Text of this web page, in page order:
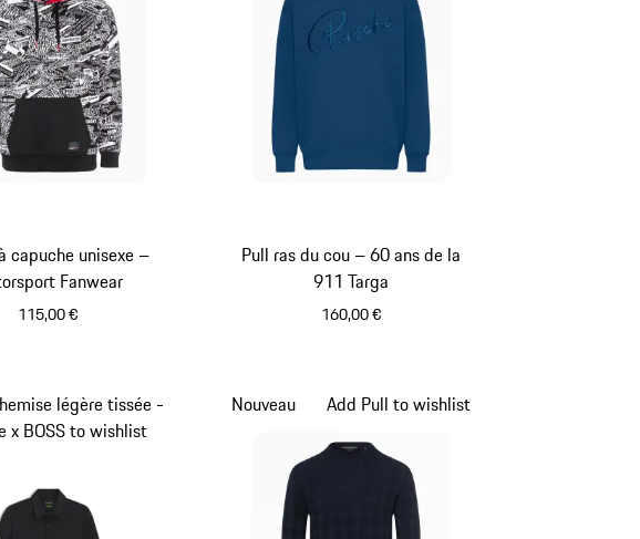
capuche unisexe –
Fanwear
115,00 €
Pull ras du cou – 60 ans de la
911 Targa
160,00 €
légère tissée -
x BOSS to wishlist
Nouveau Add Pull to wishlist